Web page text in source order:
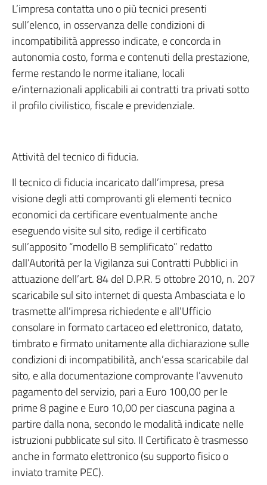
L’impresa contatta uno o più tecnici presenti
sull’elenco, in osservanza delle condizioni di
incompatibilità appresso indicate, e concorda in
autonomia costo, forma e contenuti della prestazione,
ferme restando le norme italiane, locali
e/internazionali applicabili ai contratti tra privati sotto
il profilo civilistico, fiscale e previdenziale.
Attività del tecnico di fiducia.
Il tecnico di fiducia incaricato dall’impresa, presa
visione degli atti comprovanti gli elementi tecnico
economici da certificare eventualmente anche
eseguendo visite sul sito, redige il certificato
sull’apposito “modello B semplificato” redatto
dall’Autorità per la Vigilanza sui Contratti Pubblici in
attuazione dell’art. 84 del D.P.R. 5 ottobre 2010, n. 207
scaricabile sul sito internet di questa Ambasciata e lo
trasmette all’impresa richiedente e all’Ufficio
consolare in formato cartaceo ed elettronico, datato,
timbrato e firmato unitamente alla dichiarazione sulle
condizioni di incompatibilità, anch’essa scaricabile dal
sito, e alla documentazione comprovante l’avvenuto
pagamento del servizio, pari a Euro 100,00 per le
prime 8 pagine e Euro 10,00 per ciascuna pagina a
partire dalla nona, secondo le modalità indicate nelle
istruzioni pubblicate sul sito. Il Certificato è trasmesso
anche in formato elettronico (su supporto fisico o
inviato tramite PEC).